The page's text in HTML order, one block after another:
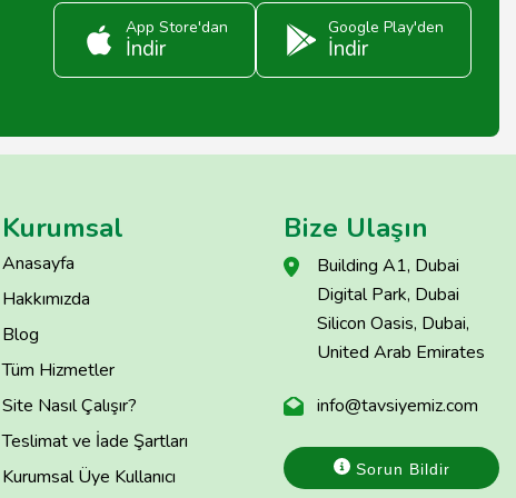
App Store'dan
İndir
Google Play'den
İndir
Kurumsal
Anasayfa
Hakkımızda
Blog
Tüm Hizmetler
Site Nasıl Çalışır?
Teslimat ve İade Şartları
Kurumsal Üye Kullanıcı
Bize Ulaşın
Building A1, Dubai
Digital Park, Dubai
Silicon Oasis, Dubai,
United Arab Emirates
info@tavsiyemiz.com
Sorun Bildir